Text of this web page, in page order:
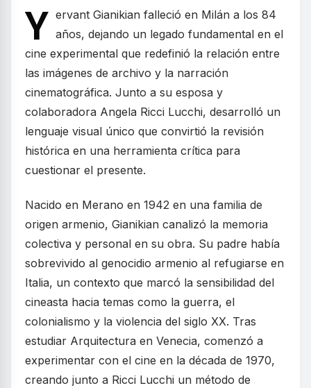
Y ervant Gianikian falleció en Milán a los 84
años, dejando un legado fundamental en el
cine experimental que redefinió la relación entre
las imágenes de archivo y la narración
cinematográfica. Junto a su esposa y
colaboradora Angela Ricci Lucchi, desarrolló un
lenguaje visual único que convirtió la revisión
histórica en una herramienta crítica para
cuestionar el presente.
Nacido en Merano en 1942 en una familia de
origen armenio, Gianikian canalizó la memoria
colectiva y personal en su obra. Su padre había
sobrevivido al genocidio armenio al refugiarse en
Italia, un contexto que marcó la sensibilidad del
cineasta hacia temas como la guerra, el
colonialismo y la violencia del siglo XX. Tras
estudiar Arquitectura en Venecia, comenzó a
experimentar con el cine en la década de 1970,
creando junto a Ricci Lucchi un método de